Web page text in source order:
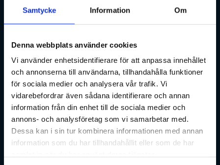
Samtycke Information Om
Denna webbplats använder cookies
Vi använder enhetsidentifierare för att anpassa innehållet
och annonserna till användarna, tillhandahålla funktioner
för sociala medier och analysera vår trafik. Vi
vidarebefordrar även sådana identifierare och annan
information från din enhet till de sociala medier och
annons- och analysföretag som vi samarbetar med.
Dessa kan i sin tur kombinera informationen med annan
information som du har tillhandahållit eller som de har
EV4
Kommer snart! Medveten och modern design, lång
räckvidd och rymlig interiör.
Förmånsvärde Företagsleasing
EV5